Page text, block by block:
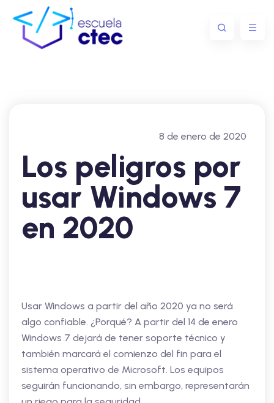
8 de enero de 2020
Los peligros por
usar Windows 7
en 2020
Usar Windows a partir del año 2020 ya no será
algo confiable. ¿Porqué? A partir del 14 de enero
Windows 7 dejará de tener soporte técnico y
también marcará el comienzo del fin para el
sistema operativo de Microsoft. Los equipos
seguirán funcionando, sin embargo, representarán